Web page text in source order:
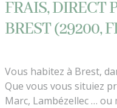
FRAIS, DIRECT
BREST (29200,
Vous habitez à Brest,
Que vous vous situiez
Marc, Lambézellec …